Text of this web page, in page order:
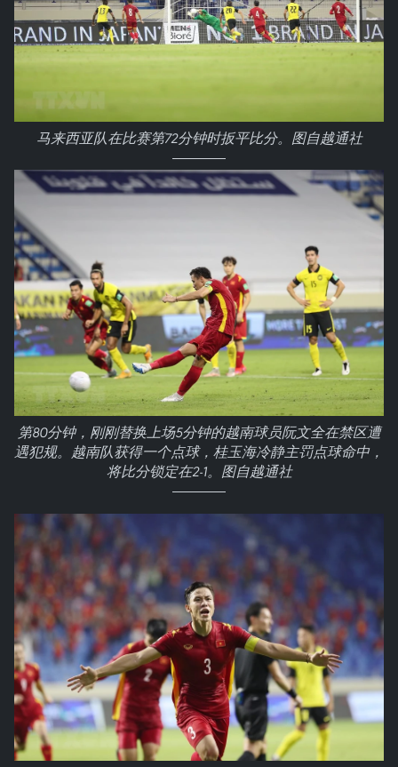
马来西亚队在比赛第72分钟时扳平比分。图自越通社
第80分钟，刚刚替换上场5分钟的越南球员阮文全在禁区遭
遇犯规。越南队获得一个点球，桂玉海冷静主罚点球命中，
将比分锁定在2-1。图自越通社